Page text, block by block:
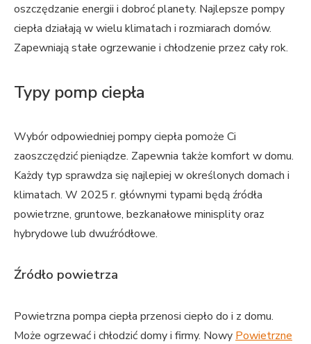
oszczędzanie energii i dobroć planety. Najlepsze pompy
ciepła działają w wielu klimatach i rozmiarach domów.
Zapewniają stałe ogrzewanie i chłodzenie przez cały rok.
Typy pomp ciepła
Wybór odpowiedniej pompy ciepła pomoże Ci
zaoszczędzić pieniądze. Zapewnia także komfort w domu.
Każdy typ sprawdza się najlepiej w określonych domach i
klimatach. W 2025 r. głównymi typami będą źródła
powietrzne, gruntowe, bezkanałowe minisplity oraz
hybrydowe lub dwuźródłowe.
Źródło powietrza
Powietrzna pompa ciepła przenosi ciepło do i z domu.
Może ogrzewać i chłodzić domy i firmy. Nowy Powietrzne